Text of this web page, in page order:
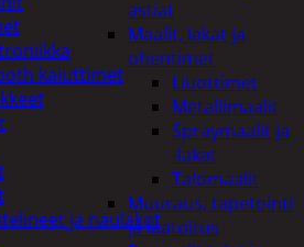
astiat
Maalit, lakat ja
ohentimet
Liuottimet
Metallimaalit
Spraymaalit ja
-lakat
Talomaalit
Muuraus, tapetointi
ja laatoitus
kaiuttimet
ja naulakot